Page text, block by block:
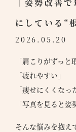
にしている“
2026.05.20
「肩こりがずっと
「疲れやすい」
「痩せにくくなっ
「写真を見ると姿
そんな悩みを抱え